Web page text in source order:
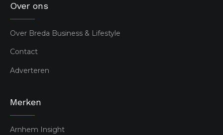
Over ons
Over Breda Business & Lifestyle
Contact
Adverteren
Merken
Arnhem Insight